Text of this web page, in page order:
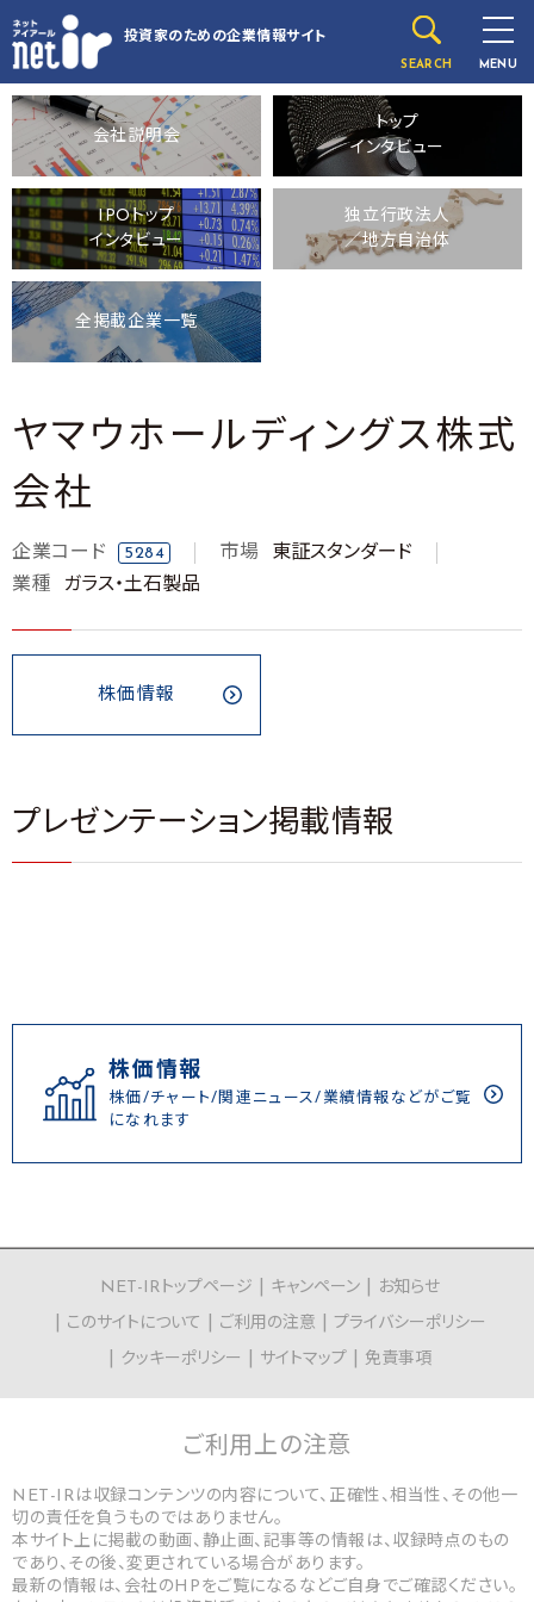
投資家のための企業情報サイト
SEARCH MENU
会社説明会
トップ
インタビュー
IPOトップ
インタビュー
独立行政法人
／地方自治体
全掲載企業一覧
ヤマウホールディングス株式
会社
企業コード 5284 市場
東証スタンダード
業種
ガラス・土石製品
株価情報
プレゼンテーション掲載情報
株価情報
株価/チャート/関連ニュース/業績情報などがご覧
になれます
NET-IRトップページ キャンペーン
お知らせ
このサイトについて
ご利用の注意
プライバシーポリシー
クッキーポリシー
サイトマップ 免責事項
ご利用上の注意
NET-IRは収録コンテンツの内容について、正確性、相当性、その他一
切の責任を負うものではありません。
本サイト上に掲載の動画、静止画、記事等の情報は、収録時点のもの
であり、その後、変更されている場合があります。
最新の情報は、会社のHPをご覧になるなどご自身でご確認ください。